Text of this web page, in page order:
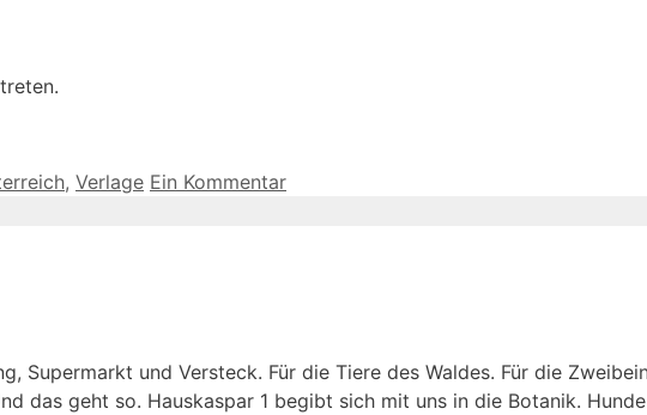
, Verlage Ein Kommentar
Supermarkt und Versteck. Für die Tiere des Waldes. Für die
das geht so. Hauskaspar 1 begibt sich mit uns in die Botanik.